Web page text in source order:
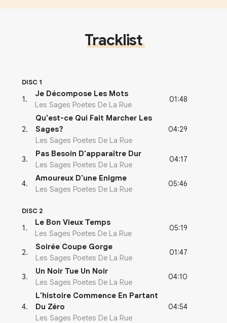
Tracklist
DISC 1
1.
Je Décompose Les Mots
Les Sages Poetes De La Rue
01:48
2.
Qu'est-ce Qui Fait Marcher Les
Sages?
Les Sages Poetes De La Rue
04:29
3.
Pas Besoin D'apparaître Dur
Les Sages Poetes De La Rue
04:17
4.
Amoureux D'une Enigme
Les Sages Poetes De La Rue
05:46
DISC 2
1.
Le Bon Vieux Temps
Les Sages Poetes De La Rue
05:19
2.
Soirée Coupe Gorge
Les Sages Poetes De La Rue
01:47
3.
Un Noir Tue Un Noir
Les Sages Poetes De La Rue
04:10
4.
L'histoire Commence En Partant
Du Zéro
Les Sages Poetes De La Rue
04:54